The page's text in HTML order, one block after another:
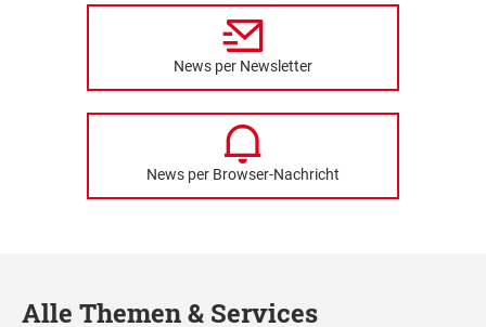
News per Newsletter
News per Browser-Nachricht
Alle Themen & Services